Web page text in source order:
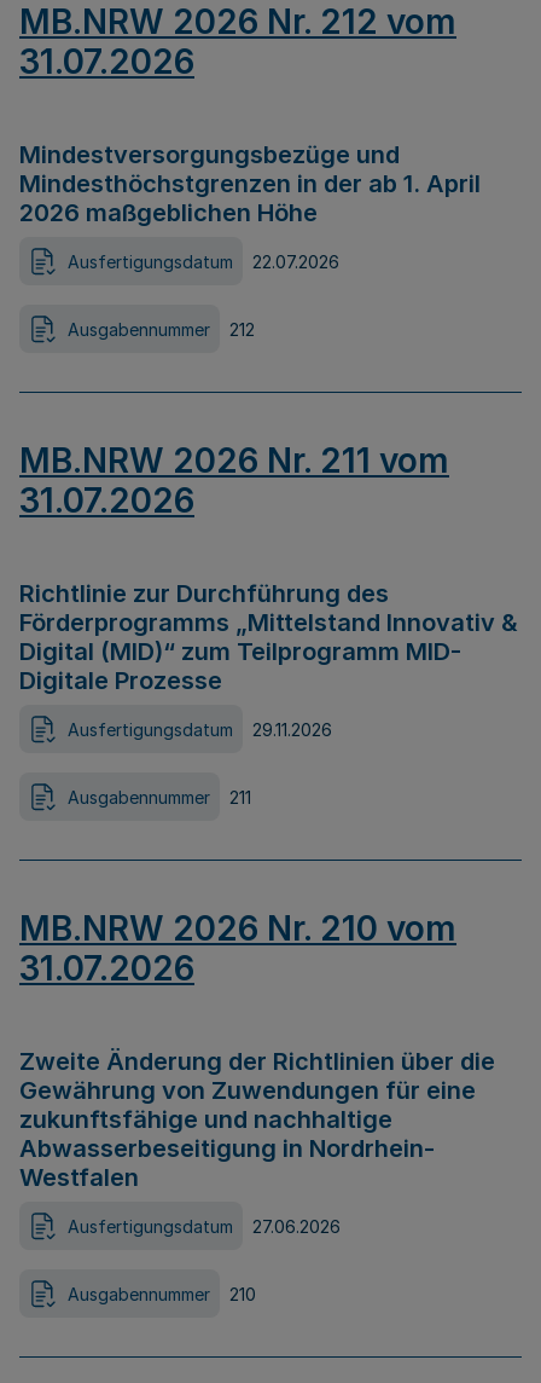
MB.NRW 2026 Nr. 212 vom
31.07.2026
Mindestversorgungsbezüge und
Mindesthöchstgrenzen in der ab 1. April
2026 maßgeblichen Höhe
Ausfertigungsdatum 22.07.2026
Ausgabennummer 212
MB.NRW 2026 Nr. 211 vom
31.07.2026
Richtlinie zur Durchführung des
Förderprogramms „Mittelstand Innovativ &
Digital (MID)“ zum Teilprogramm MID-
Digitale Prozesse
Ausfertigungsdatum 29.11.2026
Ausgabennummer 211
MB.NRW 2026 Nr. 210 vom
31.07.2026
Zweite Änderung der Richtlinien über die
Gewährung von Zuwendungen für eine
zukunftsfähige und nachhaltige
Abwasserbeseitigung in Nordrhein-
Westfalen
Ausfertigungsdatum 27.06.2026
Ausgabennummer 210